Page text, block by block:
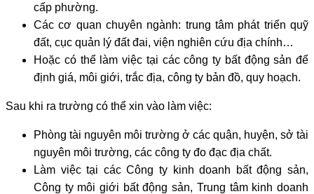
cấp phường.
Các cơ quan chuyên ngành: trung tâm phát triển quỹ
đất, cục quản lý đất đai, viện nghiên cứu địa chính…
Hoặc có thể làm việc tại các công ty bất động sản để
định giá, môi giới, trắc địa, công ty bản đồ, quy hoạch.
Sau khi ra trường có thể xin vào làm việc:
Phòng tài nguyên môi trường ở các quận, huyện, sở tài
nguyên môi trường, các công ty đo đạc địa chất.
Làm việc tại các Công ty kinh doanh bất động sản,
Công ty môi giới bất động sản, Trung tâm kinh doanh